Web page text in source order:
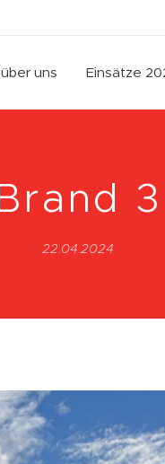
uns Einsätze
3
22.04.2024